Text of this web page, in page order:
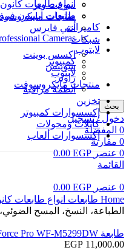
انواع طابعات كانون
طابعات ابسون في
كاميرات
Cameras
لابتوب
كمبيوتر
لابتوب
منتجات مايكروسوفت
بحث
دخول / تسجيل
0 المفضلة
0 مقارنة
0 عنصر 0.00 EGP
القائمة
0 عنصر 0.00 EGP
سوفت وير
منتجات
أنتي فايرس
شبكات
اكسس بوينت
سويتش
راوتر
أنظمة مراقبة
تخزين
إكسسوارات كمبيوتر
كابلات ومحولات
إكسسوارات ألعاب
اضغط للتكبير
Home طابعات انواع طابعات
الطباعة، النسخ، المسح
طابعة WorkForce Pro WF-M5299DW - أحادية نافثة للحبر
11,000.00
EGP